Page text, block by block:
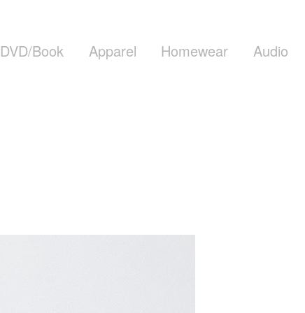
DVD/Book Apparel Homewear Audio